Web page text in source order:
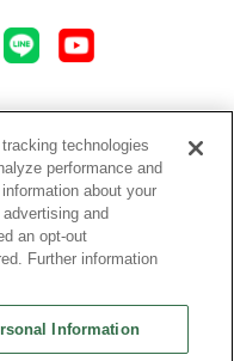
シー
アクセシビリティ
リティ方針
返品＆返金ポリシー
technologies
performance and
about your
and
an opt-out
Further information
Information